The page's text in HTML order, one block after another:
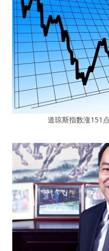
道琼斯指数涨151